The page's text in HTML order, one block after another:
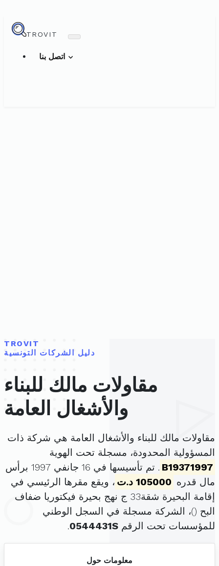
TROVIT
TROVIT
دليل الشركات التونسية
مقاولات مالك للبناء
والأشغال العامة
مقاولات مالك للبناء والأشغال العامة هي شركة ذات
المسؤولية المحدودة، مسجلة تحت الهوية
B19371997
. تم تأسيسها في 16 جانفي 1997 برأس
مال قدره 105000 د.ت
، ويقع مقرها الرئيسي في
إقامة البحيرة شقة33 ج نهج بحيرة فيكتوريا ضفاف
البح ()، الشركة مسجلة في السجل الوطني
للمؤسسات تحت الرقم 0544431S
.
معلومات حول